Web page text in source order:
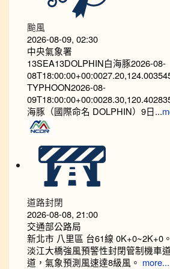
颱風
2026-08-09, 02:30
中央氣象署
13SEA13DOLPHIN白海豚2026-08-
TYPHOON2026-08-
海豚（國際命名 DOLPHIN）9日...
道路封閉
2026-08-08, 21:00
交通部公路局
新北市 八里區 台61線 0K+0~2K+0
淡江大橋強風預警性封閉管制機車
道，氣象預測風速達8級風。
more...